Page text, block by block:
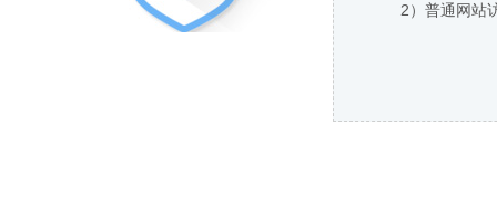
2）普通网站